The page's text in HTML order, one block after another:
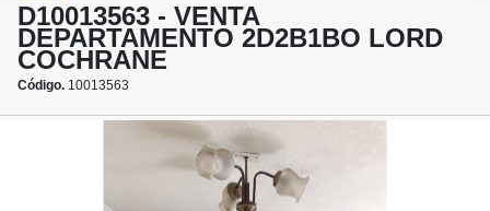
D10013563 - VENTA
DEPARTAMENTO 2D2B1BO LORD
COCHRANE
Código. 10013563